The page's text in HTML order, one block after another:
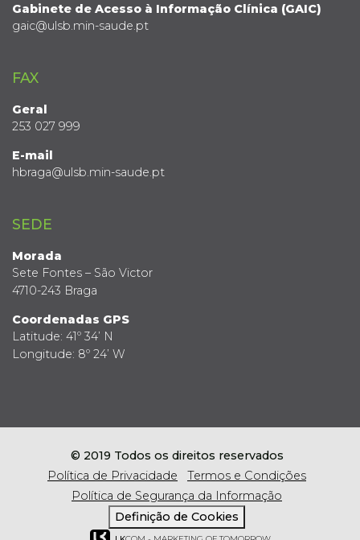
Gabinete de Acesso à Informação Clínica (GAIC)
gaic@ulsb.min-saude.pt
FAX
Geral
253 027 999
E-mail
hbraga@ulsb.min-saude.pt
SEDE
Morada
Sete Fontes – São Victor
4710-243 Braga
Coordenadas GPS
Latitude: 41º 34’ N
Longitude: 8º 24’ W
© 2019 Todos os direitos reservados
Política de Privacidade
Termos e Condições
Política de Segurança da Informação
Definição de Cookies